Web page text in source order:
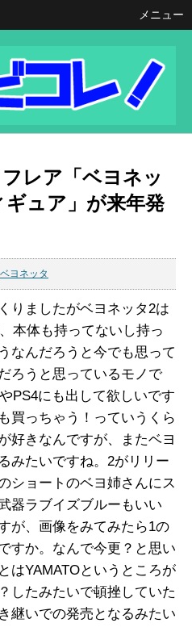
メニュー
フレア「ベヨネッ
ュア」が来年発
ベヨネッタ
りましたがベヨネッタ2は
本体も持ってないし持っ
なんだろうと今でも思って
ろうと思っているモノで
PS4にも出して欲しいです
買っちゃう！っていうくら
好きなんですが、またベヨ
みたいですね。2がリリー
ショートのベヨ姉さんにス
器ラブイズブルーもいい
が、画像をみてみたら1の
すか。なんで今更？と思い
はYAMATOというところが
したみたいで頓挫していた
継いでの発売となるみたい